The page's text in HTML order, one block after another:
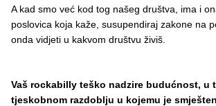
A kad smo već kod tog našeg društva, ima i
poslovica koja kaže, susupendiraj zakone na
onda vidjeti u kakvom društvu živiš.
Vaš rockabilly teško nadzire budućnost, u
tjeskobnom razdoblju u kojemu je